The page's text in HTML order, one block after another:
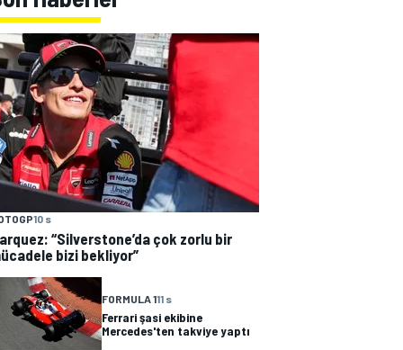
10 s
“Silverstone’da çok zorlu bir
bizi bekliyor”
FORMULA 111 s
Ferrari şasi ekibine
Mercedes'ten takviye yaptı